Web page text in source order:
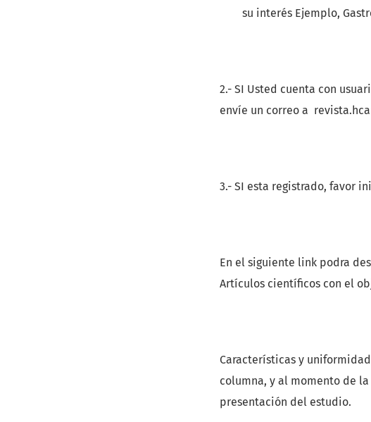
su interés Ejemplo,
2.- SI Usted cuenta con
envíe un correo a
3.- SI esta registrado, favor
En el siguiente link podra
Artículos científicos con el
Características y
columna, y al momento de
presentación del estudio.